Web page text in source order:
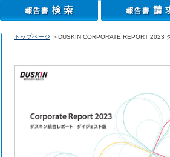
トップページ ＞DUSKIN CORPORATE REPORT 2023